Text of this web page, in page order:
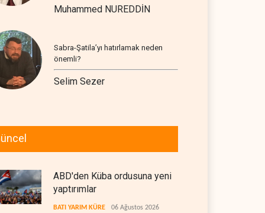
Muhammed NUREDDİN
Sabra-Şatila’yı hatırlamak neden
önemli?
Selim Sezer
ABD'den Küba ordusuna yeni
yaptırımlar
BATI YARIM KÜRE 06 Ağustos 2026